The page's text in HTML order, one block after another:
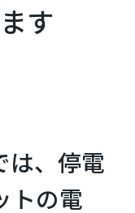
す
は、停電
トの電